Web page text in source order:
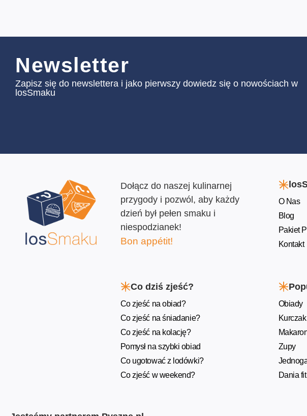
Newsletter
Zapisz się do newslettera i jako pierwszy dowiedz się o nowościach w
losSmaku
Dołącz do naszej kulinarnej
przygody i pozwól, aby każdy
dzień był pełen smaku i
niespodzianek!
Bon appétit!
O Nas
Blog
Pakiet
Kontakt
Co dziś zjeść?
Co zjeść na obiad?
Co zjeść na śniadanie?
Co zjeść na kolację?
Pomysł na szybki obiad
Co ugotować z lodówki?
Co zjeść w weekend?
Obiady
Kurczak
Zupy
Dania fit